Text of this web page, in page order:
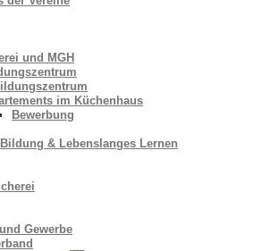
und MGH
im Küchenhaus
Bewerbung
& Lebenslanges Lernen
Gewerbe